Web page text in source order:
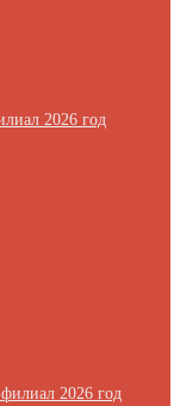
2026 год
2026 год